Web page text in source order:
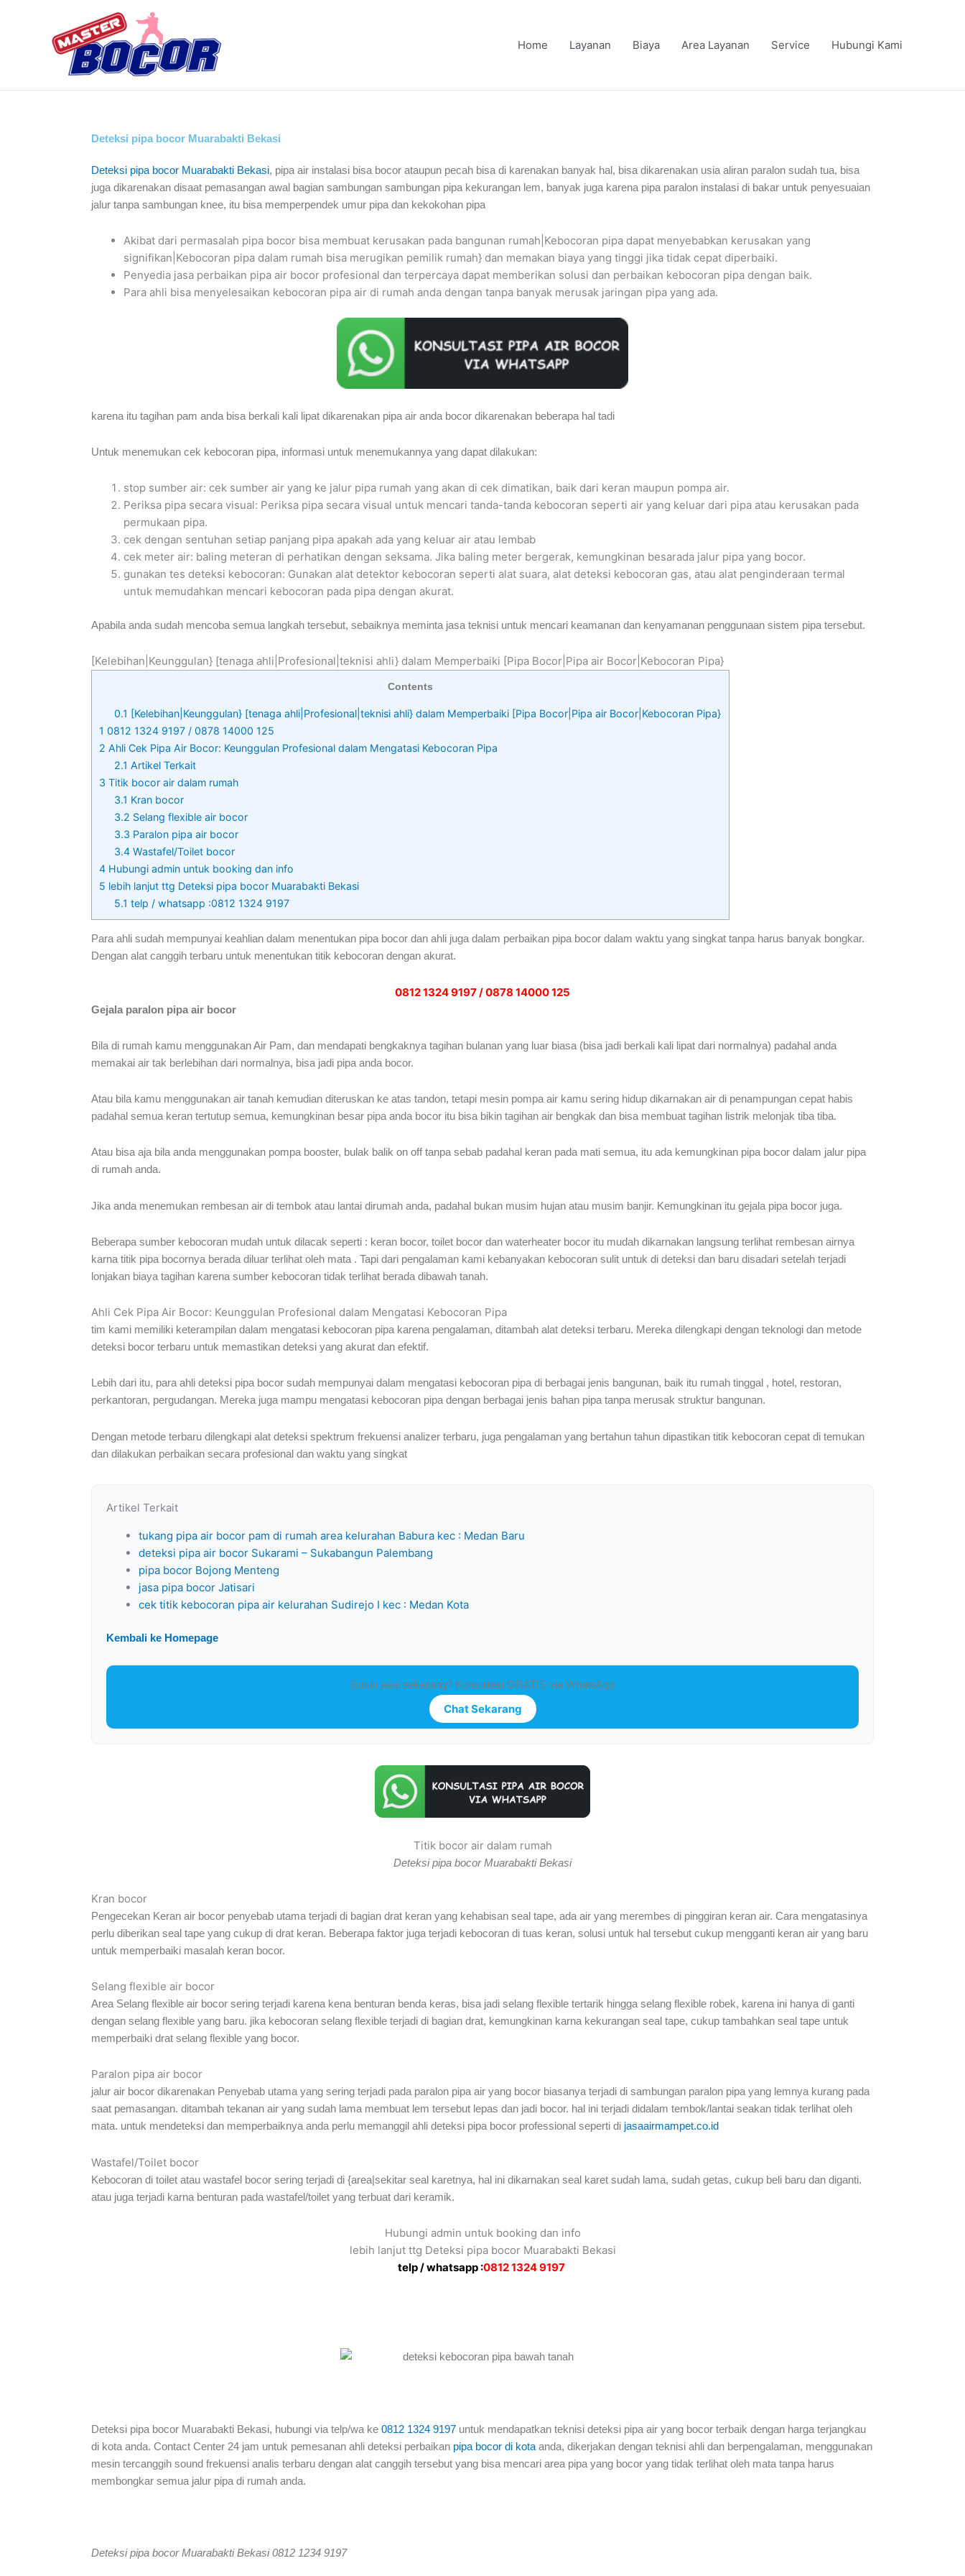
Home Layanan Biaya Area Layanan Service Hubungi Kami
Deteksi pipa bocor Muarabakti Bekasi
Deteksi pipa bocor Muarabakti Bekasi, pipa air instalasi bisa bocor ataupun pecah bisa di karenakan banyak hal, bisa dikarenakan usia aliran paralon sudah tua, bisa
juga dikarenakan disaat pemasangan awal bagian sambungan sambungan pipa kekurangan lem, banyak juga karena pipa paralon instalasi di bakar untuk penyesuaian
jalur tanpa sambungan knee, itu bisa memperpendek umur pipa dan kekokohan pipa
Akibat dari permasalah pipa bocor bisa membuat kerusakan pada bangunan rumah|Kebocoran pipa dapat menyebabkan kerusakan yang
signifikan|Kebocoran pipa dalam rumah bisa merugikan pemilik rumah} dan memakan biaya yang tinggi jika tidak cepat diperbaiki.
Penyedia jasa perbaikan pipa air bocor profesional dan terpercaya dapat memberikan solusi dan perbaikan kebocoran pipa dengan baik.
Para ahli bisa menyelesaikan kebocoran pipa air di rumah anda dengan tanpa banyak merusak jaringan pipa yang ada.
karena itu tagihan pam anda bisa berkali kali lipat dikarenakan pipa air anda bocor dikarenakan beberapa hal tadi
Untuk menemukan cek kebocoran pipa, informasi untuk menemukannya yang dapat dilakukan:
stop sumber air: cek sumber air yang ke jalur pipa rumah yang akan di cek dimatikan, baik dari keran maupun pompa air.
Periksa pipa secara visual: Periksa pipa secara visual untuk mencari tanda-tanda kebocoran seperti air yang keluar dari pipa atau kerusakan pada
permukaan pipa.
cek dengan sentuhan setiap panjang pipa apakah ada yang keluar air atau lembab
cek meter air: baling meteran di perhatikan dengan seksama. Jika baling meter bergerak, kemungkinan besarada jalur pipa yang bocor.
gunakan tes deteksi kebocoran: Gunakan alat detektor kebocoran seperti alat suara, alat deteksi kebocoran gas, atau alat penginderaan termal
untuk memudahkan mencari kebocoran pada pipa dengan akurat.
Apabila anda sudah mencoba semua langkah tersebut, sebaiknya meminta jasa teknisi untuk mencari keamanan dan kenyamanan penggunaan sistem pipa tersebut.
[Kelebihan|Keunggulan} [tenaga ahli|Profesional|teknisi ahli} dalam Memperbaiki [Pipa Bocor|Pipa air Bocor|Kebocoran Pipa}
Contents
0.1 [Kelebihan|Keunggulan} [tenaga ahli|Profesional|teknisi ahli} dalam Memperbaiki [Pipa Bocor|Pipa air Bocor|Kebocoran Pipa}
1 0812 1324 9197 / 0878 14000 125
2 Ahli Cek Pipa Air Bocor: Keunggulan Profesional dalam Mengatasi Kebocoran Pipa
2.1 Artikel Terkait
3 Titik bocor air dalam rumah
3.1 Kran bocor
3.2 Selang flexible air bocor
3.3 Paralon pipa air bocor
3.4 Wastafel/Toilet bocor
4 Hubungi admin untuk booking dan info
5 lebih lanjut ttg Deteksi pipa bocor Muarabakti Bekasi
5.1 telp / whatsapp :0812 1324 9197
Para ahli sudah mempunyai keahlian dalam menentukan pipa bocor dan ahli juga dalam perbaikan pipa bocor dalam waktu yang singkat tanpa harus banyak bongkar.
Dengan alat canggih terbaru untuk menentukan titik kebocoran dengan akurat.
0812 1324 9197 / 0878 14000 125
Gejala paralon pipa air bocor
Bila di rumah kamu menggunakan Air Pam, dan mendapati bengkaknya tagihan bulanan yang luar biasa (bisa jadi berkali kali lipat dari normalnya) padahal anda
memakai air tak berlebihan dari normalnya, bisa jadi pipa anda bocor.
Atau bila kamu menggunakan air tanah kemudian diteruskan ke atas tandon, tetapi mesin pompa air kamu sering hidup dikarnakan air di penampungan cepat habis
padahal semua keran tertutup semua, kemungkinan besar pipa anda bocor itu bisa bikin tagihan air bengkak dan bisa membuat tagihan listrik melonjak tiba tiba.
Atau bisa aja bila anda menggunakan pompa booster, bulak balik on off tanpa sebab padahal keran pada mati semua, itu ada kemungkinan pipa bocor dalam jalur pipa
di rumah anda.
Jika anda menemukan rembesan air di tembok atau lantai dirumah anda, padahal bukan musim hujan atau musim banjir. Kemungkinan itu gejala pipa bocor juga.
Beberapa sumber kebocoran mudah untuk dilacak seperti : keran bocor, toilet bocor dan waterheater bocor itu mudah dikarnakan langsung terlihat rembesan airnya
karna titik pipa bocornya berada diluar terlihat oleh mata . Tapi dari pengalaman kami kebanyakan kebocoran sulit untuk di deteksi dan baru disadari setelah terjadi
lonjakan biaya tagihan karena sumber kebocoran tidak terlihat berada dibawah tanah.
Ahli Cek Pipa Air Bocor: Keunggulan Profesional dalam Mengatasi Kebocoran Pipa
tim kami memiliki keterampilan dalam mengatasi kebocoran pipa karena pengalaman, ditambah alat deteksi terbaru. Mereka dilengkapi dengan teknologi dan metode
deteksi bocor terbaru untuk memastikan deteksi yang akurat dan efektif.
Lebih dari itu, para ahli deteksi pipa bocor sudah mempunyai dalam mengatasi kebocoran pipa di berbagai jenis bangunan, baik itu rumah tinggal , hotel, restoran,
perkantoran, pergudangan. Mereka juga mampu mengatasi kebocoran pipa dengan berbagai jenis bahan pipa tanpa merusak struktur bangunan.
Dengan metode terbaru dilengkapi alat deteksi spektrum frekuensi analizer terbaru, juga pengalaman yang bertahun tahun dipastikan titik kebocoran cepat di temukan
dan dilakukan perbaikan secara profesional dan waktu yang singkat
Artikel Terkait
tukang pipa air bocor pam di rumah area kelurahan Babura kec : Medan Baru
deteksi pipa air bocor Sukarami – Sukabangun Palembang
pipa bocor Bojong Menteng
jasa pipa bocor Jatisari
cek titik kebocoran pipa air kelurahan Sudirejo I kec : Medan Kota
Kembali ke Homepage
Butuh jasa sekarang? Konsultasi GRATIS via WhatsApp
Chat Sekarang
Titik bocor air dalam rumah
Deteksi pipa bocor Muarabakti Bekasi
Kran bocor
Pengecekan Keran air bocor penyebab utama terjadi di bagian drat keran yang kehabisan seal tape, ada air yang merembes di pinggiran keran air. Cara mengatasinya
perlu diberikan seal tape yang cukup di drat keran. Beberapa faktor juga terjadi kebocoran di tuas keran, solusi untuk hal tersebut cukup mengganti keran air yang baru
untuk memperbaiki masalah keran bocor.
Selang flexible air bocor
Area Selang flexible air bocor sering terjadi karena kena benturan benda keras, bisa jadi selang flexible tertarik hingga selang flexible robek, karena ini hanya di ganti
dengan selang flexible yang baru. jika kebocoran selang flexible terjadi di bagian drat, kemungkinan karna kekurangan seal tape, cukup tambahkan seal tape untuk
memperbaiki drat selang flexible yang bocor.
Paralon pipa air bocor
jalur air bocor dikarenakan Penyebab utama yang sering terjadi pada paralon pipa air yang bocor biasanya terjadi di sambungan paralon pipa yang lemnya kurang pada
saat pemasangan. ditambah tekanan air yang sudah lama membuat lem tersebut lepas dan jadi bocor. hal ini terjadi didalam tembok/lantai seakan tidak terlihat oleh
mata. untuk mendeteksi dan memperbaiknya anda perlu memanggil ahli deteksi pipa bocor professional seperti di jasaairmampet.co.id
Wastafel/Toilet bocor
Kebocoran di toilet atau wastafel bocor sering terjadi di {area|sekitar seal karetnya, hal ini dikarnakan seal karet sudah lama, sudah getas, cukup beli baru dan diganti.
atau juga terjadi karna benturan pada wastafel/toilet yang terbuat dari keramik.
Hubungi admin untuk booking dan info
lebih lanjut ttg Deteksi pipa bocor Muarabakti Bekasi
telp / whatsapp :0812 1324 9197
Deteksi pipa bocor Muarabakti Bekasi, hubungi via telp/wa ke 0812 1324 9197 untuk mendapatkan teknisi deteksi pipa air yang bocor terbaik dengan harga terjangkau
di kota anda. Contact Center 24 jam untuk pemesanan ahli deteksi perbaikan pipa bocor di kota anda, dikerjakan dengan teknisi ahli dan berpengalaman, menggunakan
mesin tercanggih sound frekuensi analis terbaru dengan alat canggih tersebut yang bisa mencari area pipa yang bocor yang tidak terlihat oleh mata tanpa harus
membongkar semua jalur pipa di rumah anda.
Deteksi pipa bocor Muarabakti Bekasi 0812 1234 9197